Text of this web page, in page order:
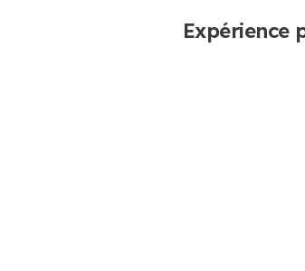
Expérience